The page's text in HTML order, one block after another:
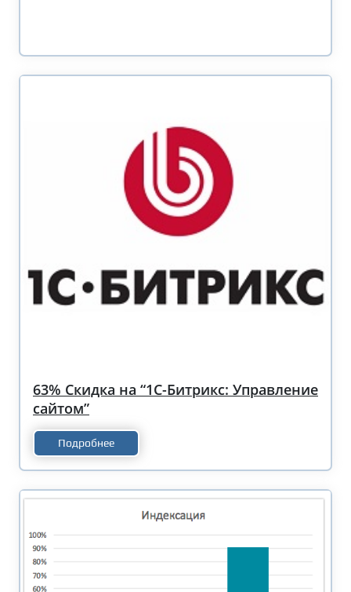
63% Скидка на “1С-Битрикс: Управление
сайтом”
Подробнее